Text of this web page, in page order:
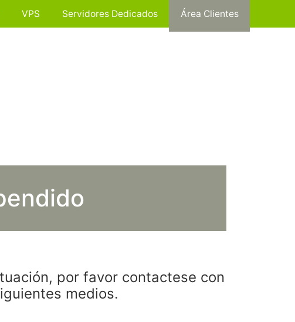
VPS Servidores Dedicados Área Clientes
por favor contactese con
medios.